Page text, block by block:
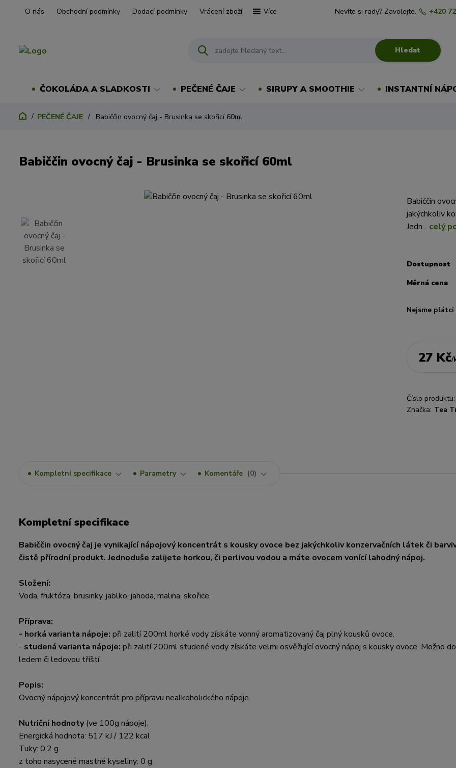
O nás Obchodní podmínky Dodací podmínky Vrácení zboží Více
Hledat
Nevíte si rady? Zavolejte. +420
ČOKOLÁDA A SLADKOSTI PEČENÉ ČAJE SIRUPY A SMOOTHIE INSTANTNÍ
PEČENÉ ČAJE Babiččin ovocný čaj - Brusinka se skořicí 60ml
Babiččin ovocný čaj - Brusinka se skořicí 60ml
Babiččin
jakýchkoliv
Jedn... celý
Dostupnost
Měrná cena
Nejsme plátci
27 Kč/
Číslo produktu:
Značka: Tea
Kompletní specifikace Parametry Komentáře 0
Kompletní specifikace
Babiččin ovocný čaj je vynikající nápojový koncentrát s kousky ovoce bez jakýchkoliv konzervačních látek či
čistě přírodní produkt. Jednoduše zalijete horkou, či perlivou vodou a máte ovocem vonící lahodný nápoj.
Složení:
Voda, fruktóza, brusinky, jablko, jahoda, malina, skořice.
Příprava:
- horká varianta nápoje: při zalití 200ml horké vody získáte vonný aromatizovaný čaj plný kousků ovoce.
- studená varianta nápoje: při zalití 200ml studené vody získáte velmi osvěžující ovocný nápoj s kousky ovoce. Možno
ledem či ledovou tříští.
Popis:
Ovocný nápojový koncentrát pro přípravu nealkoholického nápoje.
Nutriční hodnoty(ve 100g nápoje):
Energická hodnota: 517 kJ / 122 kcal
Tuky: 0,2 g
z toho nasycené mastné kyseliny: 0 g